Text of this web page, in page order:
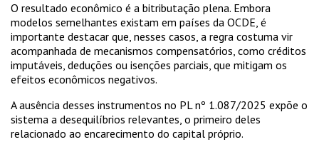
O resultado econômico é a bitributação plena. Embora
modelos semelhantes existam em países da OCDE, é
importante destacar que, nesses casos, a regra costuma vir
acompanhada de mecanismos compensatórios, como créditos
imputáveis, deduções ou isenções parciais, que mitigam os
efeitos econômicos negativos.
A ausência desses instrumentos no PL nº 1.087/2025 expõe o
sistema a desequilíbrios relevantes, o primeiro deles
relacionado ao encarecimento do capital próprio.